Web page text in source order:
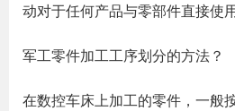
动对于任何产品与零部件直接使
军工零件加工工序划分的方法？
在数控车床上加工的零件，一般